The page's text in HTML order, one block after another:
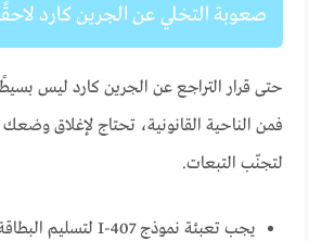
صعوبة التخلي عن الجرين كارد
حتى قرار التراجع عن الجرين كارد ليس
فمن الناحية القانونية، تحتاج لإغلاق
لتجنّب التبعات.
يجب تعبئة نموذج I-407 لتسليم البطاقة رسميًا.